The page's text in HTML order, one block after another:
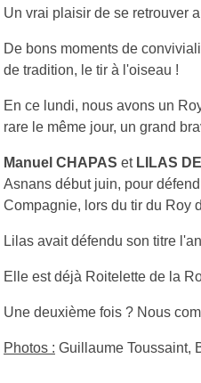
Un vrai plaisir de se retrouver
De bons moments de
de tradition, le tir à l'oiseau !
En ce lundi, nous avons un
rare le même jour, un grand
Manuel CHAPAS et LILAS
Asnans début juin, pour
Compagnie, lors du tir du Roy
Lilas avait défendu son titre
Elle est déjà Roitelette de la
Une deuxième fois ? Nous
Photos : Guillaume Toussaint,